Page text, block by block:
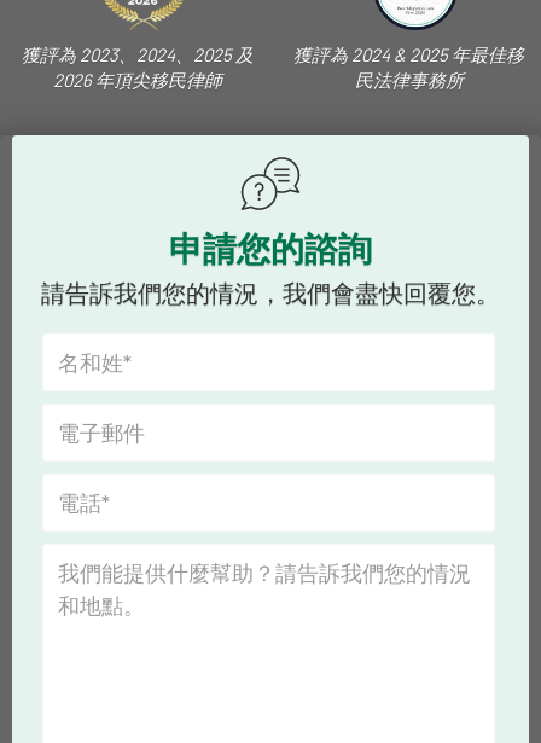
獲評為 2023、2024、2025 及
2026 年頂尖移民律師
獲評為 2024 & 2025 年最佳移
民法律事務所
申請您的諮詢
請告訴我們您的情況，我們會盡快回覆您。